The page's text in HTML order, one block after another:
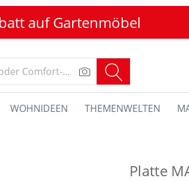
auf Gartenmöbel
WOHNIDEEN THEMENWELTEN
Platte